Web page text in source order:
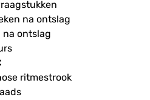
na ontslag
na ontslag
ritmestrook